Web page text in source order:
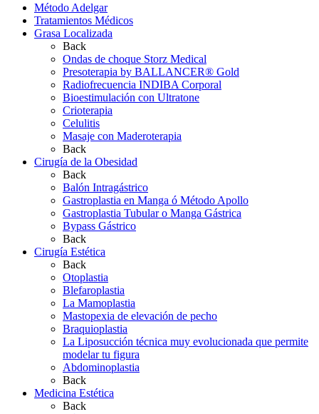
Método Adelgar
Tratamientos Médicos
Grasa Localizada
Back
Ondas de choque Storz Medical
Presoterapia by BALLANCER® Gold
Radiofrecuencia INDIBA Corporal
Bioestimulación con Ultratone
Crioterapia
Celulitis
Masaje con Maderoterapia
Back
Cirugía de la Obesidad
Back
Balón Intragástrico
Gastroplastia en Manga ó Método Apollo
Gastroplastia Tubular o Manga Gástrica
Bypass Gástrico
Back
Cirugía Estética
Back
Otoplastia
Blefaroplastia
La Mamoplastia
Mastopexia de elevación de pecho
Braquioplastia
La Liposucción técnica muy evolucionada que permite
modelar tu figura
Abdominoplastia
Back
Medicina Estética
Back